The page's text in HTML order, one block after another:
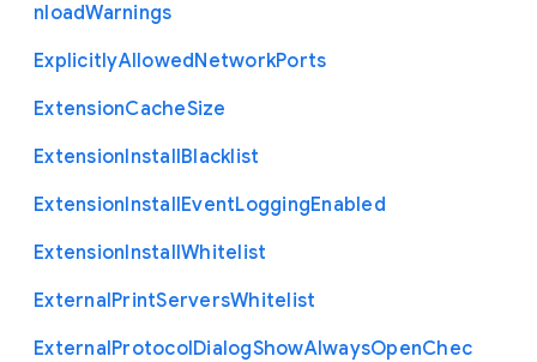
nloadWarnings
ExplicitlyAllowedNetworkPorts
ExtensionCacheSize
ExtensionInstallBlacklist
ExtensionInstallEventLoggingEnabled
ExtensionInstallWhitelist
ExternalPrintServersWhitelist
ExternalProtocolDialogShowAlwaysOpenChec